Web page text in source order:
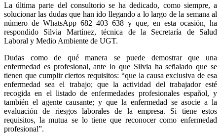
La última parte del consultorio se ha dedicado, como siempre, a
solucionar las dudas que han ido llegando a lo largo de la semana al
número de WhatsApp 682 403 638 y que, en esta ocasión, ha
respondido Silvia Martínez, técnica de la Secretaría de Salud
Laboral y Medio Ambiente de UGT.
Dudas como de qué manera se puede demostrar que una
enfermedad es profesional, ante lo que Silvia ha señalado que se
tienen que cumplir ciertos requisitos: “que la causa exclusiva de esa
enfermedad sea el trabajo; que la actividad del trabajador esté
recogida en el listado de enfermedades profesionales español, y
también el agente causante; y que la enfermedad se asocie a la
evaluación de riesgos laborales de la empresa. Si tiene estos
requisitos, la mutua se lo tiene que reconocer como enfermedad
profesional”.